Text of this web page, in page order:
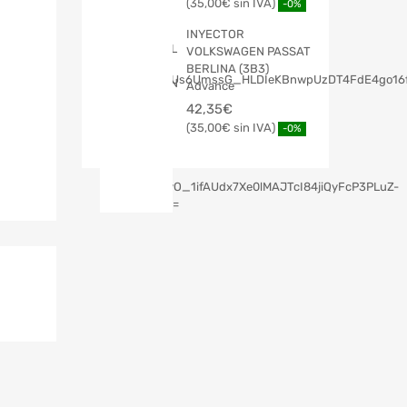
35,00€ -0%
INYECTOR
VOLKSWAGEN PASSAT
BERLINA (3B3)
Advance
42,35€
35,00€ -0%